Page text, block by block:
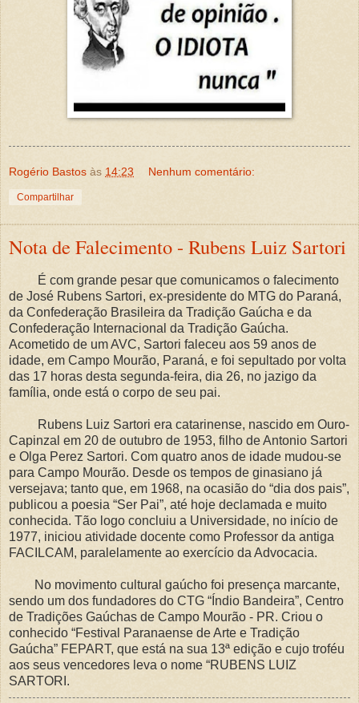
Rogério Bastos às 14:23 Nenhum comentário:
Compartilhar
Nota de Falecimento - Rubens Luiz Sartori
É com grande pesar que comunicamos o falecimento
de José Rubens Sartori, ex-presidente do MTG do Paraná,
da Confederação Brasileira da Tradição Gaúcha e da
Confederação Internacional da Tradição Gaúcha.
Acometido de um AVC, Sartori faleceu aos 59 anos de
idade, em Campo Mourão, Paraná, e foi sepultado por volta
das 17 horas desta segunda-feira, dia 26, no jazigo da
família, onde está o corpo de seu pai.
Rubens Luiz Sartori era catarinense, nascido em Ouro-
Capinzal em 20 de outubro de 1953, filho de Antonio Sartori
e Olga Perez Sartori. Com quatro anos de idade mudou-se
para Campo Mourão. Desde os tempos de ginasiano já
versejava; tanto que, em 1968, na ocasião do “dia dos pais”,
publicou a poesia “Ser Pai”, até hoje declamada e muito
conhecida. Tão logo concluiu a Universidade, no início de
1977, iniciou atividade docente como Professor da antiga
FACILCAM, paralelamente ao exercício da Advocacia.
No movimento cultural gaúcho foi presença marcante,
sendo um dos fundadores do CTG “Índio Bandeira”, Centro
de Tradições Gaúchas de Campo Mourão - PR. Criou o
conhecido “Festival Paranaense de Arte e Tradição
Gaúcha” FEPART, que está na sua 13ª edição e cujo troféu
aos seus vencedores leva o nome “RUBENS LUIZ
SARTORI.